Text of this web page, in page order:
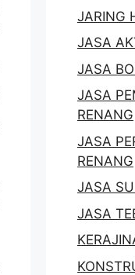
JARING
JASA
JASA
JASA
RENANG
JASA
RENANG
JASA
JASA